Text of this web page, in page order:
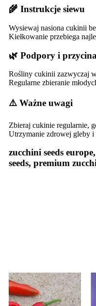
🌾 Instrukcje siewu
Wysiewaj nasiona cukinii
Kiełkowanie przebiega
🌿 Podpory i
Rośliny cukinii zazwyczaj
Regularne zbieranie
⚠️ Ważne uwagi
Zbieraj cukinie regularnie,
Utrzymanie zdrowej gleby i
zucchini seeds
seeds, premium